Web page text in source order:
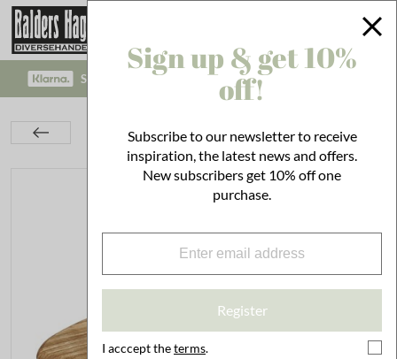
SAFE PAYMENT WITH KLARNA CHECKOUT!
Root-crop Brush Fiber/Unionmix
Sign up & get 10%
off!
Subscribe to our newsletter to receive
inspiration, the latest news and offers.
New subscribers get 10% off one
purchase.
Register
I acccept theterms.